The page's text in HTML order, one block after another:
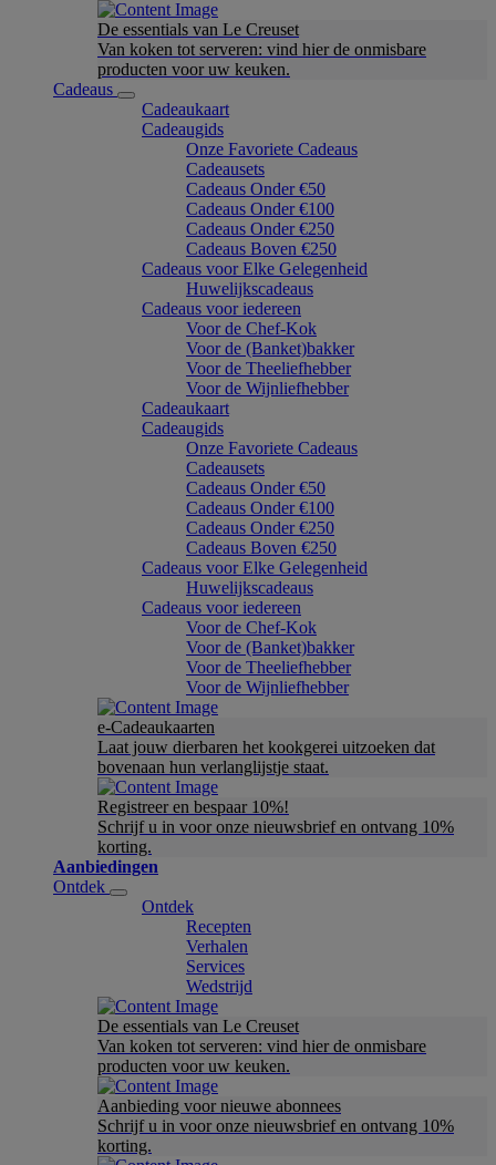
De essentials van Le Creuset
Van koken tot serveren: vind hier de onmisbare
producten voor uw keuken.
Cadeaus
Cadeaukaart
Cadeaugids
Onze Favoriete Cadeaus
Cadeausets
Cadeaus Onder €50
Cadeaus Onder €100
Cadeaus Onder €250
Cadeaus Boven €250
Cadeaus voor Elke Gelegenheid
Huwelijkscadeaus
Cadeaus voor iedereen
Voor de Chef-Kok
Voor de (Banket)bakker
Voor de Theeliefhebber
Voor de Wijnliefhebber
Cadeaukaart
Cadeaugids
Onze Favoriete Cadeaus
Cadeausets
Cadeaus Onder €50
Cadeaus Onder €100
Cadeaus Onder €250
Cadeaus Boven €250
Cadeaus voor Elke Gelegenheid
Huwelijkscadeaus
Cadeaus voor iedereen
Voor de Chef-Kok
Voor de (Banket)bakker
Voor de Theeliefhebber
Voor de Wijnliefhebber
e-Cadeaukaarten
Laat jouw dierbaren het kookgerei uitzoeken dat
bovenaan hun verlanglijstje staat.
Registreer en bespaar 10%!
Schrijf u in voor onze nieuwsbrief en ontvang 10%
korting.
Aanbiedingen
Ontdek
Ontdek
Recepten
Verhalen
Services
Wedstrijd
De essentials van Le Creuset
Van koken tot serveren: vind hier de onmisbare
producten voor uw keuken.
Aanbieding voor nieuwe abonnees
Schrijf u in voor onze nieuwsbrief en ontvang 10%
korting.